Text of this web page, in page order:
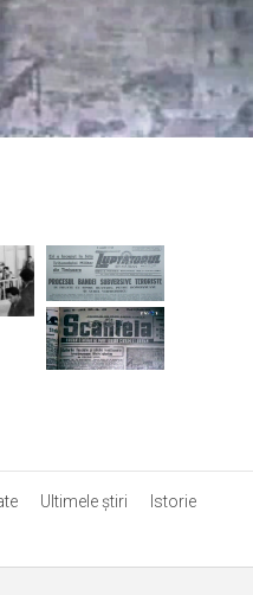
Ultimele ştiri
Istorie